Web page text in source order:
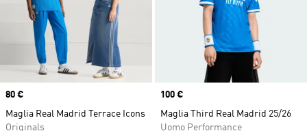
Price
80 €
Maglia Real Madrid Terrace Icons
Originals
Price
100 €
Maglia Third Real Madrid 25/26
Uomo Performance